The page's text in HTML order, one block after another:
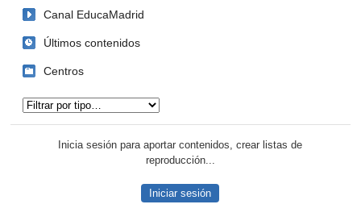
Canal EducaMadrid
Últimos contenidos
Centros
Inicia sesión para aportar contenidos, crear listas de
reproducción...
Iniciar sesión